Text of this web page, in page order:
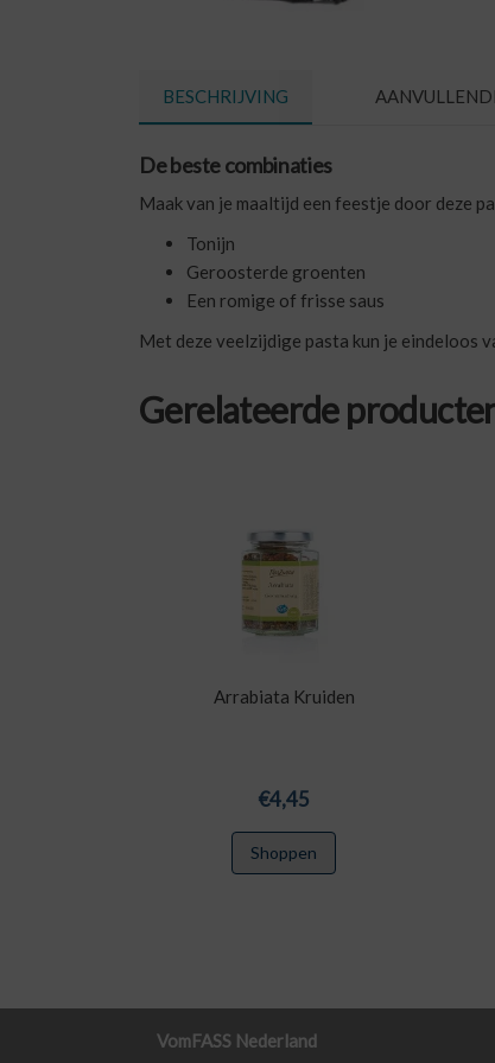
BESCHRIJVING
De beste combinaties
Maak van je maaltijd een feestje door deze
Tonijn
Geroosterde groenten
Een romige of frisse saus
Met deze veelzijdige pasta kun je eindeloos
Gerelateerde
Arrabiata Kruiden
€4,45
Shoppen
VomFASS Nederland